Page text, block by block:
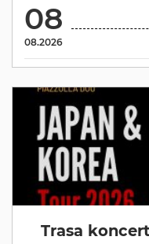
08
08.2026
Trasa